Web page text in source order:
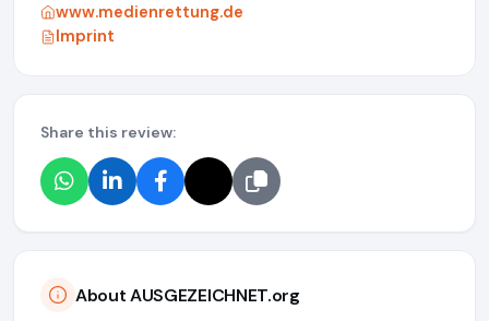
www.medienrettung.de
Imprint
Share this review:
About AUSGEZEICHNET.org